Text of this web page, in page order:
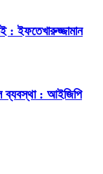
: ইফতেখারুজ্জামান
ব্যবস্থা : আইজিপি